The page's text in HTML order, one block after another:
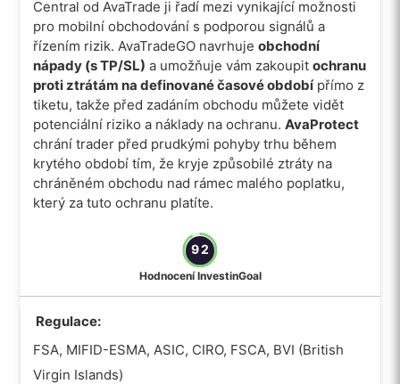
Central od AvaTrade ji řadí mezi vynikající možnosti
pro mobilní obchodování s podporou signálů a
řízením rizik. AvaTradeGO navrhuje obchodní
nápady (s TP/SL) a umožňuje vám zakoupit ochranu
proti ztrátám na definované časové obdobípřímo z
tiketu, takže před zadáním obchodu můžete vidět
potenciální riziko a náklady na ochranu. AvaProtect
chrání trader před prudkými pohyby trhu během
krytého období tím, že kryje způsobilé ztráty na
chráněném obchodu nad rámec malého poplatku,
který za tuto ochranu platíte.
92
Hodnocení InvestinGoal
Regulace:
FSA, MIFID-ESMA, ASIC, CIRO, FSCA, BVI (British
Virgin Islands)